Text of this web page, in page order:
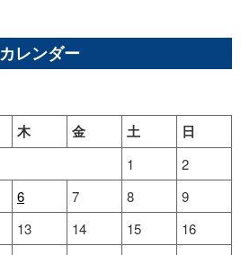
カレンダー
木 金 土 日
1
2
6 7 8
9
13 14 15
16